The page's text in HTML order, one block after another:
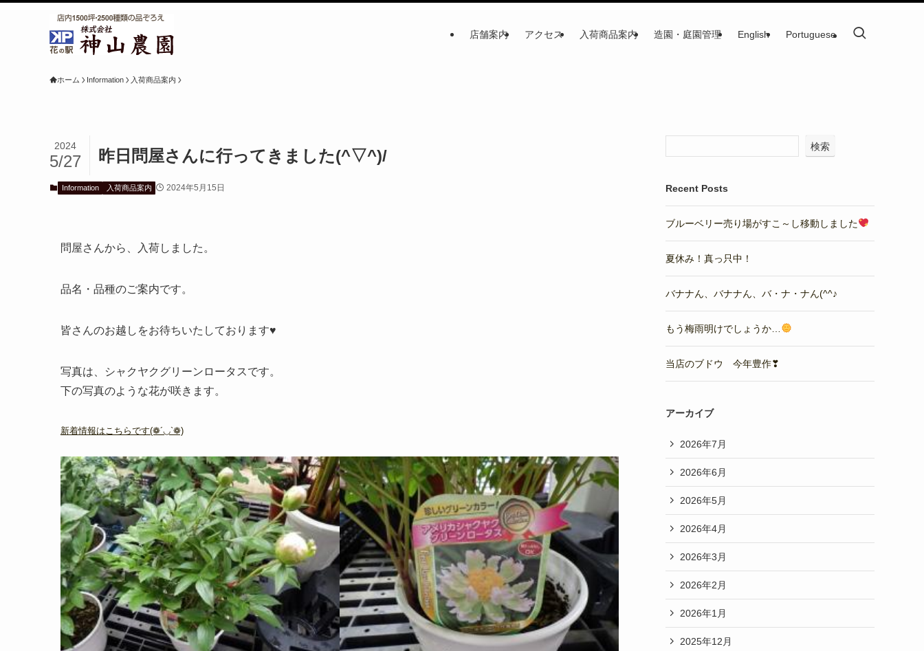
店舗案内 アクセス 入荷商品案内 造園・庭園管理 English Portuguese
ホーム Information 入荷商品案内
昨日問屋さんに行ってきました(^▽^)/
2024
5/27
Information 入荷商品案内 2024年5月15日
問屋さんから、入荷しました。
品名・品種のご案内です。
皆さんのお越しをお待ちいたしております♥
写真は、シャクヤクグリーンロータスです。
下の写真のような花が咲きます。
新着情報はこちらです(❁´◡`❁)
検索
Recent Posts
ブルーベリー売り場がすこ～し移動しました
夏休み！真っ只中！
バナナん、バナナん、バ・ナ・ナん(^^♪
もう梅雨明けでしょうか…
当店のブドウ 今年豊作❣
アーカイブ
2026年7月
2026年6月
2026年5月
2026年4月
2026年3月
2026年2月
2026年1月
2025年12月